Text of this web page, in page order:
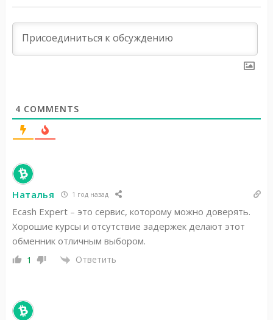
4 COMMENTS
Наталья 1 год назад
Ecash Expert – это сервис, которому можно доверять.
Хорошие курсы и отсутствие задержек делают этот
обменник отличным выбором.
1 Ответить